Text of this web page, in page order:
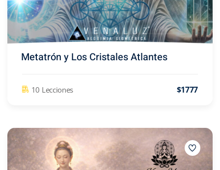
Metatrón y Los Cristales Atlantes
10 Lecciones $1777